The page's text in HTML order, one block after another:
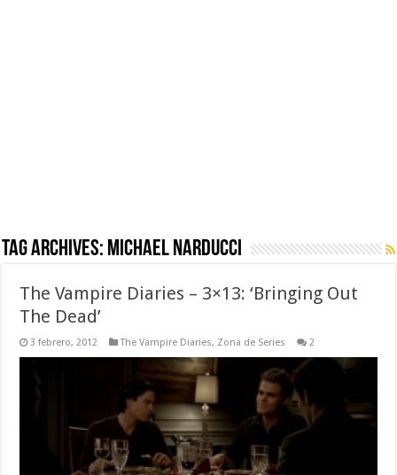
Tag Archives: Michael Narducci
The Vampire Diaries – 3×13: ‘Bringing Out
The Dead’
3 febrero, 2012 The Vampire Diaries, Zona de Series 2